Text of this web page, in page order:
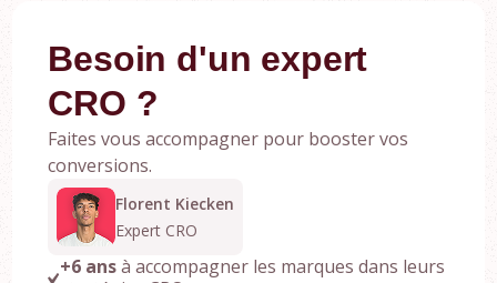
Besoin d'un expert
CRO ?
Faites vous accompagner pour booster vos
conversions.
Florent Kiecken
Expert CRO
+6 ansà accompagner les marques dans leurs